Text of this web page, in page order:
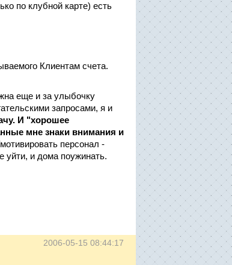
по клубной карте) есть
Клиентам счета.
еще и за улыбочку
запросами, я и
И "хорошее
мне знаки внимания и
персонал -
уйти, и дома поужинать.
2006-05-15 08:44:17